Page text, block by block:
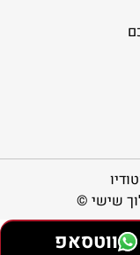
ווטסאפ
שישי ©